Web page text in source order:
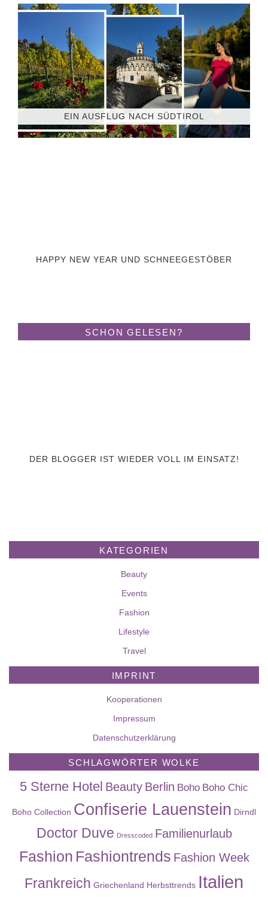
EIN AUSFLUG NACH SÜDTIROL
HAPPY NEW YEAR UND SCHNEEGESTÖBER
SCHON GELESEN?
DER BLOGGER IST WIEDER VOLL IM EINSATZ!
KATEGORIEN
Beauty
Events
Fashion
Lifestyle
Travel
IMPRINT
Kooperationen
Impressum
Datenschutzerklärung
SCHLAGWÖRTER WOLKE
5 Sterne Hotel Beauty Berlin Boho Boho Chic
Boho Collection Confiserie Lauenstein Dirndl
Doctor Duve Dresscoded Familienurlaub
Fashion Fashiontrends Fashion Week
Frankreich Griechenland Herbsttrends Italien